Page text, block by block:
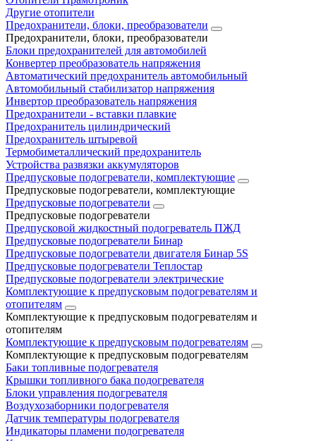
Другие отопители
Предохранители, блоки, преобразователи
Предохранители, блоки, преобразователи
Блоки предохранителей для автомобилей
Конвертер преобразователь напряжения
Автоматический предохранитель автомобильный
Автомобильный стабилизатор напряжения
Инвертор преобразователь напряжения
Предохранители - вставки плавкие
Предохранитель цилиндрический
Предохранитель штыревой
Термобиметаллический предохранитель
Устройства развязки аккумуляторов
Предпусковые подогреватели, комплектующие
Предпусковые подогреватели, комплектующие
Предпусковые подогреватели
Предпусковые подогреватели
Предпусковой жидкостный подогреватель ПЖД
Предпусковые подогреватели Бинар
Предпусковые подогреватели двигателя Бинар 5S
Предпусковые подогреватели Теплостар
Предпусковые подогреватели электрические
Комплектующие к предпусковым подогревателям и
отопителям
Комплектующие к предпусковым подогревателям и
отопителям
Комплектующие к предпусковым подогревателям
Комплектующие к предпусковым подогревателям
Баки топливные подогревателя
Крышки топливного бака подогревателя
Блоки управления подогревателя
Воздухозаборники подогревателя
Датчик температуры подогревателя
Индикаторы пламени подогревателя